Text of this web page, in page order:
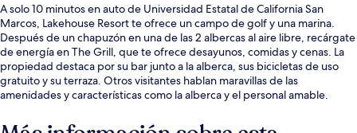
A solo 10 minutos en auto de Universidad Estatal de California San
Marcos, Lakehouse Resort te ofrece un campo de golf y una marina.
Después de un chapuzón en una de las 2 albercas al aire libre, recárgate
de energía en The Grill, que te ofrece desayunos, comidas y cenas. La
propiedad destaca por su bar junto a la alberca, sus bicicletas de uso
gratuito y su terraza. Otros visitantes hablan maravillas de las
amenidades y características como la alberca y el personal amable.